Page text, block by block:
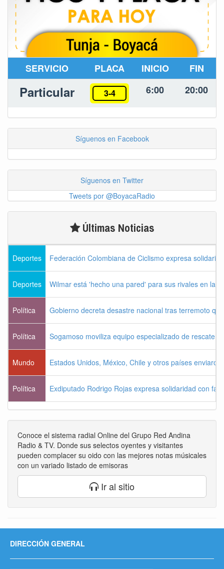
SERVICIO PLACA INICIO FIN
Particular 3-4 6:00 20:00
Síguenos en Facebook
Síguenos en Twitter
Tweets por @BoyacaRadio
Últimas Noticias
Deportes Federación Colombiana de Ciclismo expresa
Deportes Wilmar está 'hecho una pared' para sus rivales en la
Política Gobierno decreta desastre nacional tras terremoto
Política Sogamoso moviliza equipo especializado de rescate
Mundo Estados Unidos, México, Chile y otros países
Política Exdiputado Rodrigo Rojas expresa solidaridad con
Conoce el sistema radial Online del Grupo Red Andina
Radio & TV. Donde sus selectos oyentes y visitantes
pueden complacer su oido con las mejores notas músicales
con un variado listado de emisoras
Ir al sitio
DIRECCIÓN GENERAL